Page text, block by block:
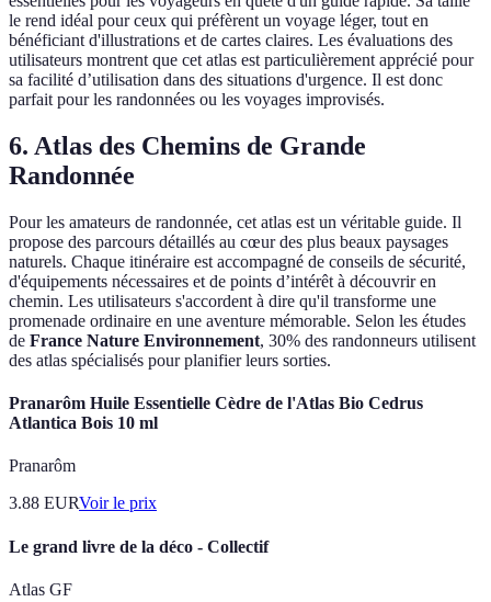
le rend idéal pour ceux qui préfèrent un voyage léger, tout en
bénéficiant d'illustrations et de cartes claires. Les évaluations des
utilisateurs montrent que cet atlas est particulièrement apprécié pour
sa facilité d’utilisation dans des situations d'urgence. Il est donc
parfait pour les randonnées ou les voyages improvisés.
6. Atlas des Chemins de Grande
Randonnée
Pour les amateurs de randonnée, cet atlas est un véritable guide. Il
propose des parcours détaillés au cœur des plus beaux paysages
naturels. Chaque itinéraire est accompagné de conseils de sécurité,
d'équipements nécessaires et de points d’intérêt à découvrir en
chemin. Les utilisateurs s'accordent à dire qu'il transforme une
promenade ordinaire en une aventure mémorable. Selon les études
de France Nature Environnement, 30% des randonneurs utilisent
des atlas spécialisés pour planifier leurs sorties.
Pranarôm Huile Essentielle Cèdre de l'Atlas Bio Cedrus
Atlantica Bois 10 ml
Pranarôm
3.88 EURVoir le prix
Le grand livre de la déco - Collectif
Atlas GF